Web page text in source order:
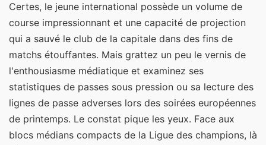
Certes, le jeune international possède un volume de
course impressionnant et une capacité de projection
qui a sauvé le club de la capitale dans des fins de
matchs étouffantes. Mais grattez un peu le vernis de
l'enthousiasme médiatique et examinez ses
statistiques de passes sous pression ou sa lecture des
lignes de passe adverses lors des soirées européennes
de printemps. Le constat pique les yeux. Face aux
blocs médians compacts de la Ligue des champions, là